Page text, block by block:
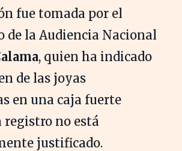
fue tomada por el
de la Audiencia Nacional
, quien ha indicado
de las joyas
en una caja fuerte
registro no está
justificado.